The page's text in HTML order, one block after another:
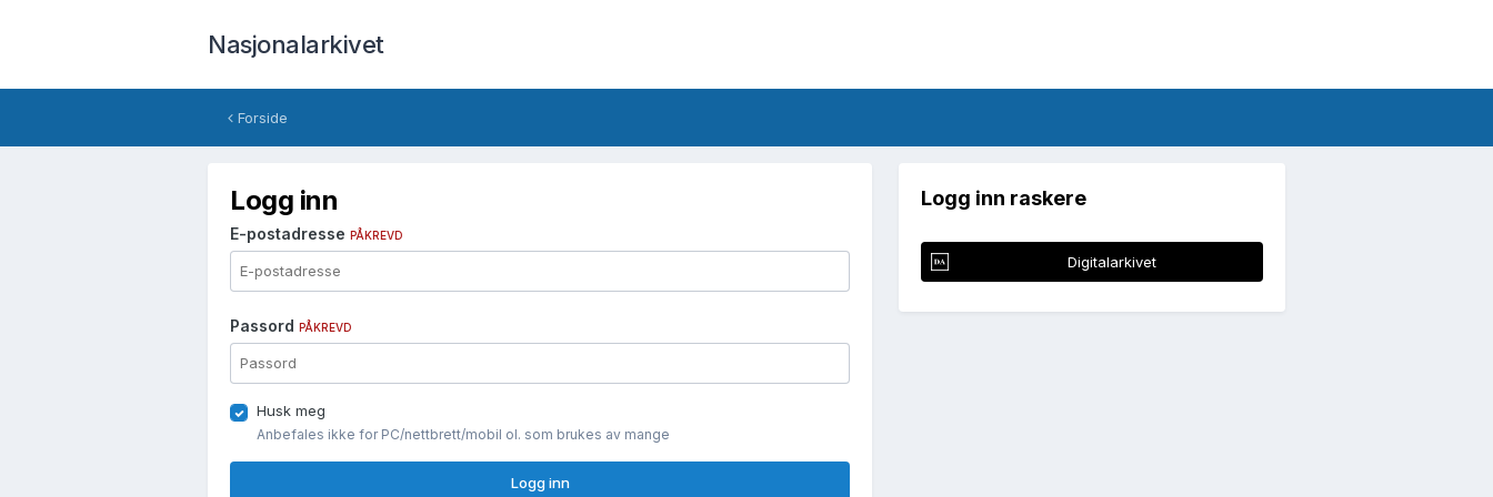
Nasjonalarkivet
Forside
Logg inn
E-postadresse PÅKREVD
Passord PÅKREVD
Husk meg
Anbefales ikke for PC/nettbrett/mobil ol. som brukes av mange
Logg inn
Logg inn raskere
Digitalarkivet